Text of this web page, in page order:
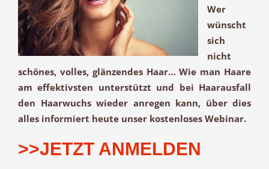
Wer
wünscht
sich
nicht
schönes, volles, glänzendes Haar… Wie man Haare
am effektivsten unterstützt und bei Haarausfall
den Haarwuchswieder anregen kann, über dies
alles informiert heute unser kostenloses Webinar.
>>JETZT ANMELDEN